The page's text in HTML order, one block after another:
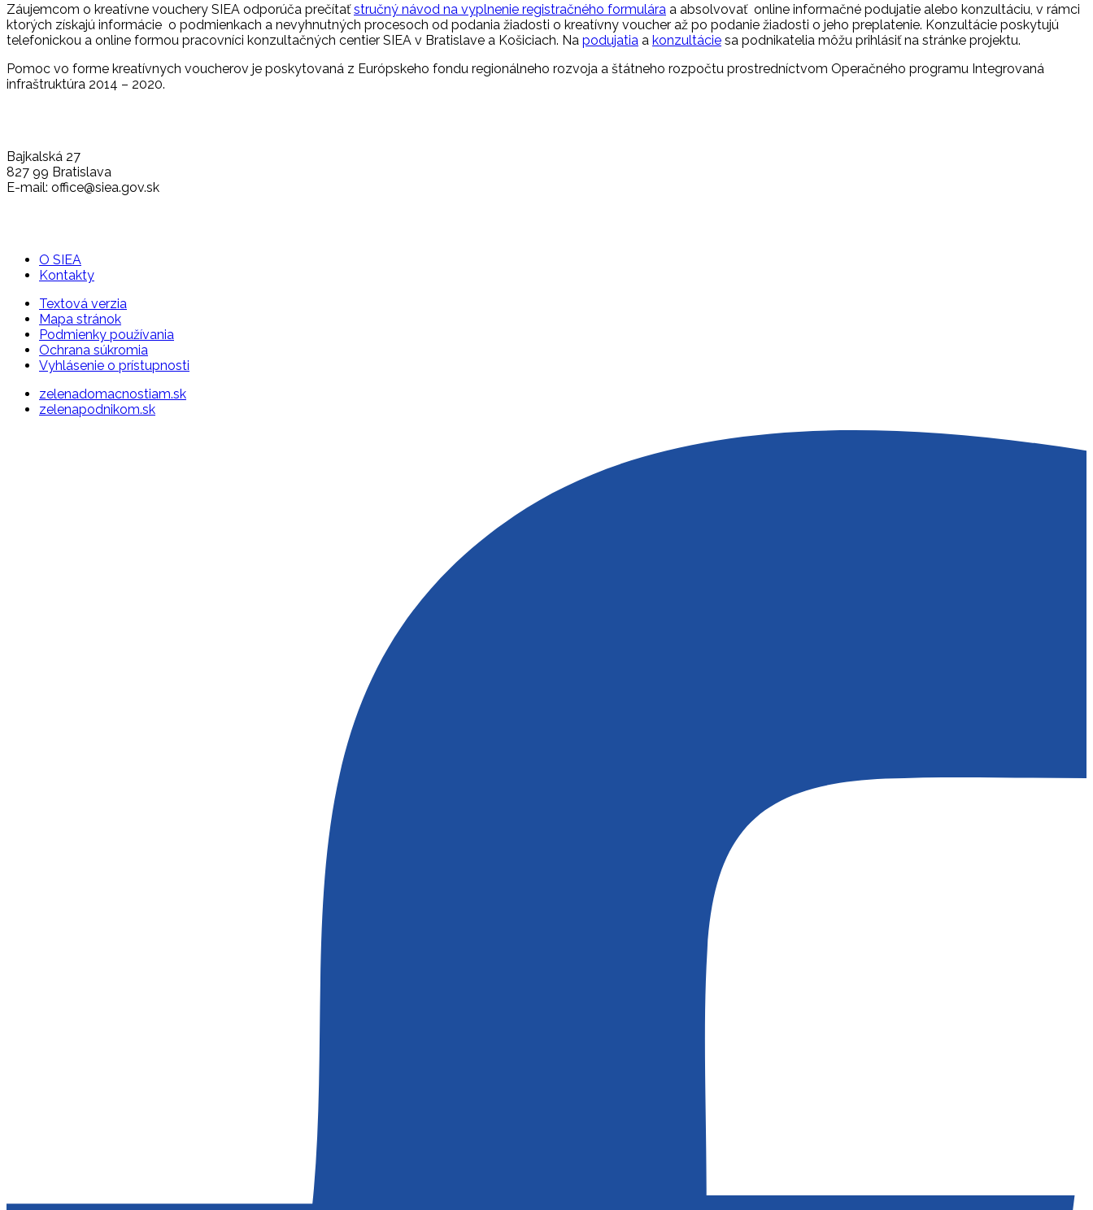
Záujemcom o kreatívne vouchery SIEA odporúča prečítaťstručný návod na vyplnenie registračného formulára a absolvovať online informačné podujatie alebo konzultáciu, v rámci
ktorých získajú informácie o podmienkach a nevyhnutných procesoch od podania žiadosti o kreatívny voucher až po podanie žiadosti o jeho preplatenie. Konzultácie poskytujú
telefonickou a online formou pracovníci konzultačných centier SIEA v Bratislave a Košiciach. Na podujatia a konzultácie sa podnikatelia môžu prihlásiť na stránke projektu.
Pomoc vo forme kreatívnych voucherov je poskytovaná z Európskeho fondu regionálneho rozvoja a štátneho rozpočtu prostredníctvom Operačného programu Integrovaná
infraštruktúra 2014 – 2020.
Bajkalská 27
827 99 Bratislava
E-mail: office@siea.gov.sk
O SIEA
Kontakty
Textová verzia
Mapa stránok
Podmienky používania
Ochrana súkromia
Vyhlásenie o prístupnosti
zelenadomacnostiam.sk
zelenapodnikom.sk